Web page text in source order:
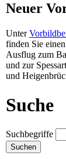
Neuer
Unter
finden Sie
Ausflug zum
und zur
und
Suche
Suchbegriffe